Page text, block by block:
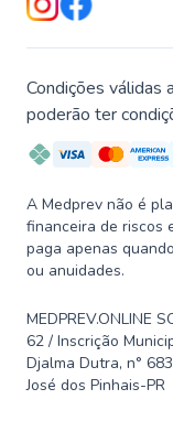
Condições válidas
poderão ter
A Medprev não é
financeira de riscos
paga apenas
ou anuidades.
MEDPREV.ONLINE
62 / Inscrição
Djalma Dutra, n°
José dos Pinhais-PR